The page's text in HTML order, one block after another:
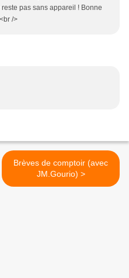
pas sans appareil ! Bonne
/>
Brèves de comptoir (avec
JM.Gourio) >